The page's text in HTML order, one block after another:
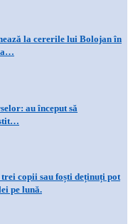
la cererile lui Bolojan în
au început să
copii sau foști deținuți pot
pe lună.